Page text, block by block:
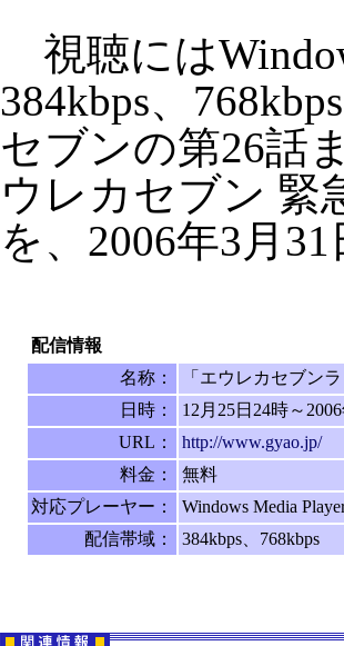
視聴には
384kbps、
セブンの第26話
ウレカセブン 緊
を、2006年3月
配信情報
名称：
「エウレカセブン
日時：
12月25日24時～
URL：
http://www.gyao.jp/
料金：
無料
対応プレーヤー：
Windows Media
配信帯域：
384kbps、768kbps